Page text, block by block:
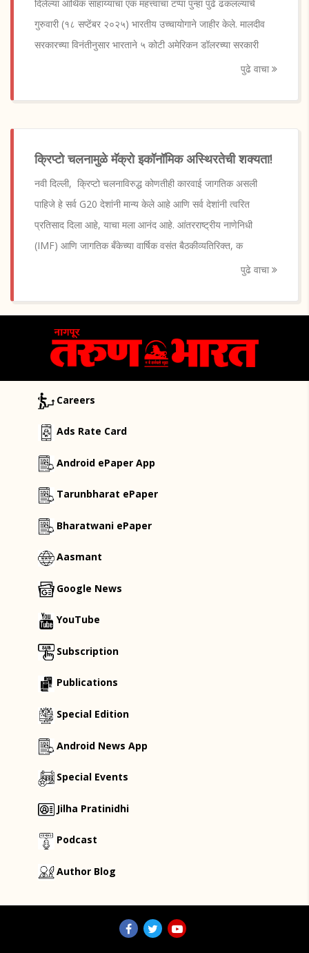
दिलेल्या आर्थिक साहाय्याचा एक महत्त्वाचा टप्पा पुन्हा पुढे ढकलल्याचे
गुरुवारी (१८ सप्टेंबर २०२५) भारतीय उच्चायोगाने जाहीर केले. मालदीव
सरकारच्या विनंतीनुसार भारताने ५ कोटी अमेरिकन डॉलरच्या सरकारी
पुढे वाचा
क्रिप्टो चलनामुळे मॅक्रो इकॉनॉमिक अस्थिरतेची शक्यता!
नवी दिल्ली, क्रिप्टो चलनाविरुद्ध कोणतीही कारवाई जागतिक असली
पाहिजे हे सर्व G20 देशांनी मान्य केले आहे आणि सर्व देशांनी त्वरित
प्रतिसाद दिला आहे, याचा मला आनंद आहे. आंतरराष्ट्रीय नाणेनिधी
(IMF) आणि जागतिक बँकेच्या वार्षिक वसंत बैठकीव्यतिरिक्त, क
पुढे वाचा
Careers
Ads Rate Card
Android ePaper App
Tarunbharat ePaper
Bharatwani ePaper
Aasmant
Google News
YouTube
Subscription
Publications
Special Edition
Android News App
Special Events
Jilha Pratinidhi
Podcast
Author Blog